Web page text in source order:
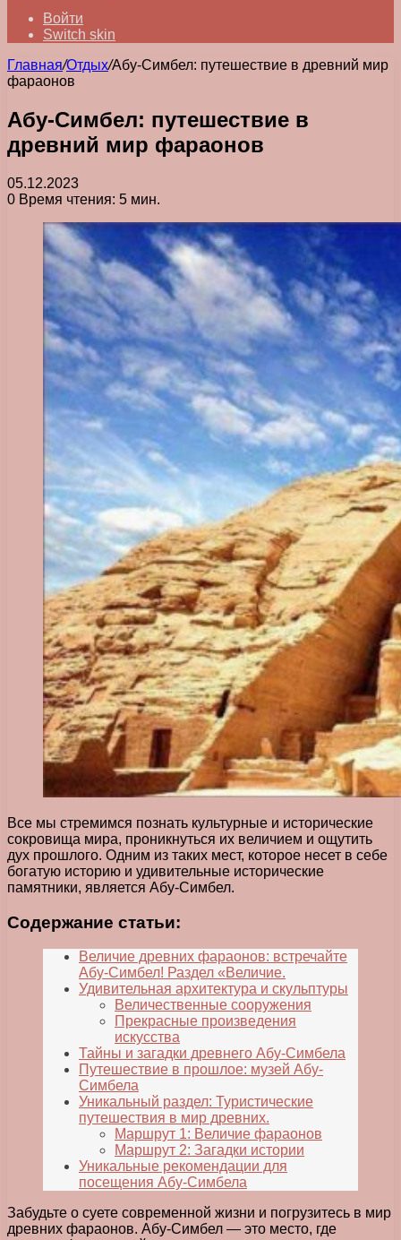
Войти
Switch skin
Главная/Отдых/Абу-Симбел: путешествие в древний мир
фараонов
Абу-Симбел: путешествие в
древний мир фараонов
05.12.2023
0 Время чтения: 5 мин.
Все мы стремимся познать культурные и исторические
сокровища мира, проникнуться их величием и ощутить
дух прошлого. Одним из таких мест, которое несет в себе
богатую историю и удивительные исторические
памятники, является Абу-Симбел.
Содержание статьи:
Величие древних фараонов: встречайте
Абу-Симбел! Раздел «Величие.
Удивительная архитектура и скульптуры
Величественные сооружения
Прекрасные произведения
искусства
Тайны и загадки древнего Абу-Симбела
Путешествие в прошлое: музей Абу-
Симбела
Уникальный раздел: Туристические
путешествия в мир древних.
Маршрут 1: Величие фараонов
Маршрут 2: Загадки истории
Уникальные рекомендации для
посещения Абу-Симбела
Забудьте о суете современной жизни и погрузитесь в мир
древних фараонов. Абу-Симбел — это место, где